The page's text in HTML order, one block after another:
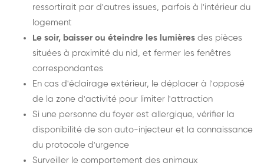
ressortirait par d'autres issues, parfois à l'intérieur du
logement
Le soir, baisser ou éteindre les lumières des pièces
situées à proximité du nid, et fermer les fenêtres
correspondantes
En cas d'éclairage extérieur, le déplacer à l'opposé
de la zone d'activité pour limiter l'attraction
Si une personne du foyer est allergique, vérifier la
disponibilité de son auto-injecteur et la connaissance
du protocole d'urgence
Surveiller le comportement des animaux